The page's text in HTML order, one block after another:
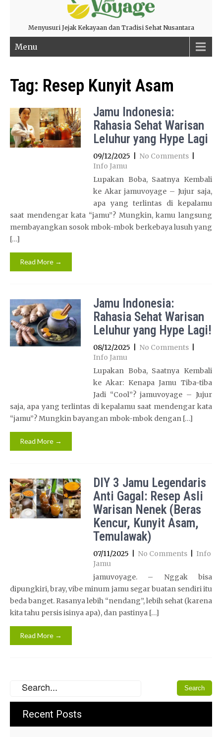
Menyusuri Jejak Kekayaan dan Tradisi Sehat Nusantara
Menu
Tag: Resep Kunyit Asam
Jamu Indonesia:
Rahasia Sehat Warisan
Leluhur yang Hype Lagi
09/12/2025 No Comments
Info Jamu
Lupakan Boba, Saatnya Kembali
ke Akar jamuvoyage – Jujur saja,
apa yang terlintas di kepalamu
saat mendengar kata “jamu”? Mungkin, kamu langsung
membayangkan sosok mbok-mbok berkebaya lusuh yang
[…]
Read More →
Jamu Indonesia:
Rahasia Sehat Warisan
Leluhur yang Hype Lagi!
08/12/2025 No Comments
Info Jamu
Lupakan Boba, Saatnya Kembali
ke Akar: Kenapa Jamu Tiba-tiba
Jadi “Cool”? jamuvoyage – Jujur
saja, apa yang terlintas di kepalamu saat mendengar kata
“jamu”? Mungkin bayangan mbok-mbok dengan […]
Read More →
DIY 3 Jamu Legendaris
Anti Gagal: Resep Asli
Warisan Nenek (Beras
Kencur, Kunyit Asam,
Temulawak)
07/11/2025 No Comments
Info
Jamu
jamuvoyage. – Nggak bisa
dipungkiri, bray, vibe minum jamu segar buatan sendiri itu
beda banget. Rasanya lebih “nendang”, lebih sehat (karena
kita tahu persis isinya apa), dan pastinya […]
Read More →
Recent Posts